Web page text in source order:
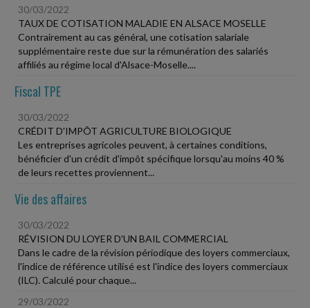
30/03/2022
TAUX DE COTISATION MALADIE EN ALSACE MOSELLE
Contrairement au cas général, une cotisation salariale
supplémentaire reste due sur la rémunération des salariés
affiliés au régime local d'Alsace-Moselle....
Fiscal TPE
30/03/2022
CRÉDIT D'IMPÔT AGRICULTURE BIOLOGIQUE
Les entreprises agricoles peuvent, à certaines conditions,
bénéficier d'un crédit d'impôt spécifique lorsqu'au moins 40 %
de leurs recettes proviennent...
Vie des affaires
30/03/2022
RÉVISION DU LOYER D'UN BAIL COMMERCIAL
Dans le cadre de la révision périodique des loyers commerciaux,
l'indice de référence utilisé est l'indice des loyers commerciaux
(ILC). Calculé pour chaque...
29/03/2022